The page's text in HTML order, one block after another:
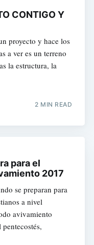
CONTIGO Y
proyecto y hace los
a ver es un terreno
la estructura, la
2 MIN READ
para el
2017
se preparan para
a nivel
avivamiento